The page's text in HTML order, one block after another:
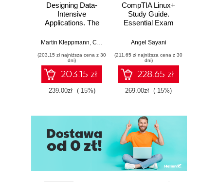
Command-Line Tools
Data Types
Strings
Dates
Complex Types
SQL
Case Sensitivity
Commands
Transaction Rules
Rules of Precedence
Designing Data-
Intensive
Applications. The
Reliable, Scalable,
Systems. 2nd
Edition
Martin Kleppmann, Chris Riccomini
(203,15 zł najniższa cena z 30
dni)
203.15 zł
239.00zł (-15%)
CompTIA Linux+
Study Guide.
Essential Exam
Angel Sayani
(211,65 zł najniższa cena z 30
dni)
228.65 zł
269.00zł (-15%)